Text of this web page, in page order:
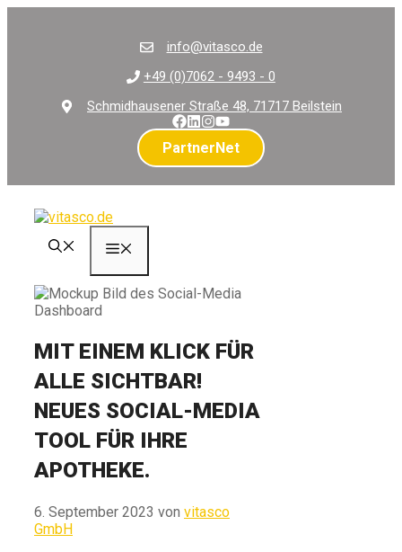
info@vitasco.de
+49 (0)7062 - 9493 - 0
Schmidhausener Straße 48, 71717 Beilstein
PartnerNet
MIT EINEM KLICK FÜR
ALLE SICHTBAR!
NEUES SOCIAL-MEDIA
TOOL FÜR IHRE
APOTHEKE.
6. September 2023 von vitasco
GmbH